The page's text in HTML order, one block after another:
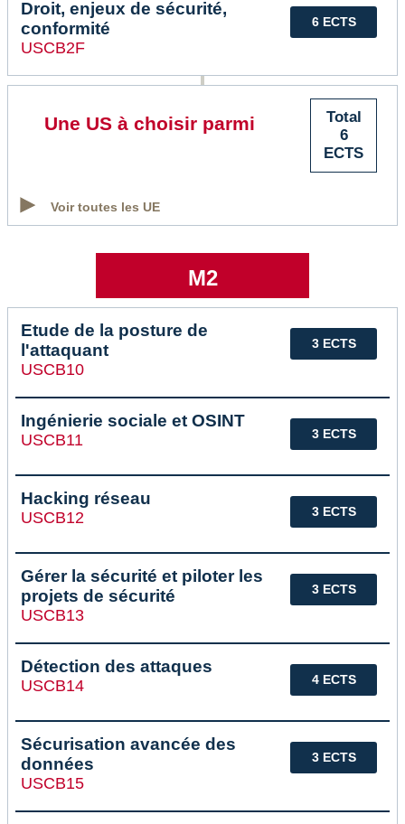
6 ECTS
Droit, enjeux de sécurité,
conformité
USCB2F
Total
6
ECTS
Une US à choisir parmi
Voir toutes les UE
M2
3 ECTS
Etude de la posture de
l'attaquant
USCB10
3 ECTS
Ingénierie sociale et OSINT
USCB11
3 ECTS
Hacking réseau
USCB12
3 ECTS
Gérer la sécurité et piloter les
projets de sécurité
USCB13
4 ECTS
Détection des attaques
USCB14
3 ECTS
Sécurisation avancée des
données
USCB15